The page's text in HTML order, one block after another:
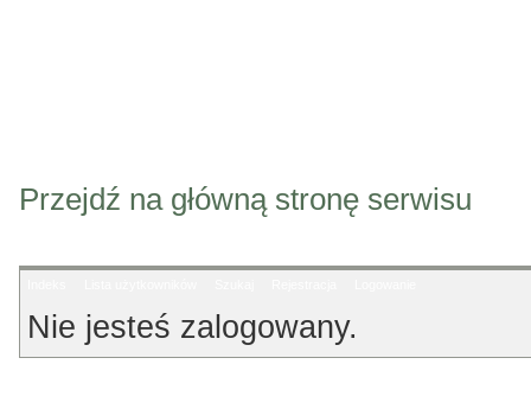
Przejdź na główną stronę serwisu
Nie jesteś zalogowany.